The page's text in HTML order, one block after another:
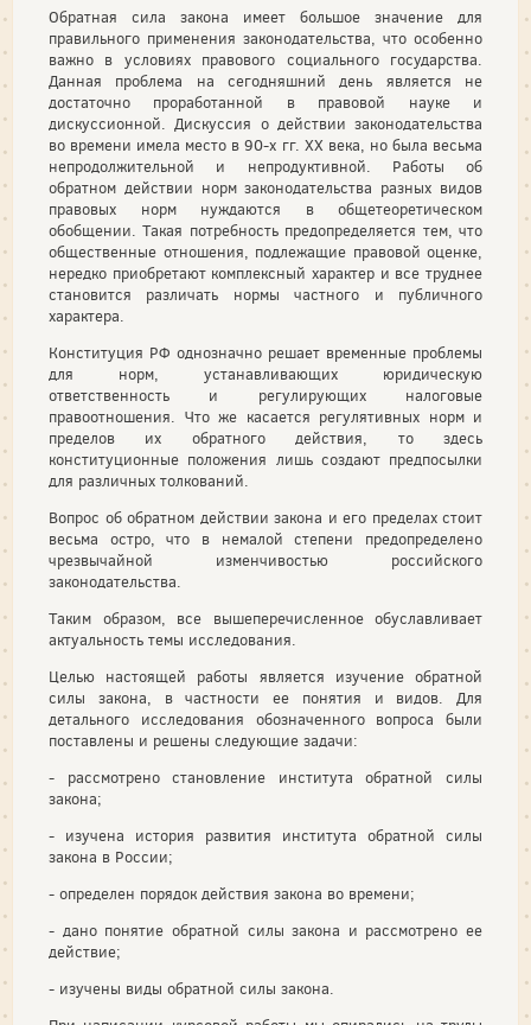
Обратная сила закона имеет большое значение для
правильного применения законодательства, что особенно
важно в условиях правового социального государства.
Данная проблема на сегодняшний день является не
достаточно проработанной в правовой науке и
дискуссионной. Дискуссия о действии законодательства
во времени имела место в 90-х гг. XX века, но была весьма
непродолжительной и непродуктивной. Работы об
обратном действии норм законодательства разных видов
правовых норм нуждаются в общетеоретическом
обобщении. Такая потребность предопределяется тем, что
общественные отношения, подлежащие правовой оценке,
нередко приобретают комплексный характер и все труднее
становится различать нормы частного и публичного
характера.
Конституция РФ однозначно решает временные проблемы
для норм, устанавливающих юридическую
ответственность и регулирующих налоговые
правоотношения. Что же касается регулятивных норм и
пределов их обратного действия, то здесь
конституционные положения лишь создают предпосылки
для различных толкований.
Вопрос об обратном действии закона и его пределах стоит
весьма остро, что в немалой степени предопределено
чрезвычайной изменчивостью российского
законодательства.
Таким образом, все вышеперечисленное обуславливает
актуальность темы исследования.
Целью настоящей работы является изучение обратной
силы закона, в частности ее понятия и видов. Для
детального исследования обозначенного вопроса были
поставлены и решены следующие задачи:
- рассмотрено становление института обратной силы
закона;
- изучена история развития института обратной силы
закона в России;
- определен порядок действия закона во времени;
- дано понятие обратной силы закона и рассмотрено ее
действие;
- изучены виды обратной силы закона.